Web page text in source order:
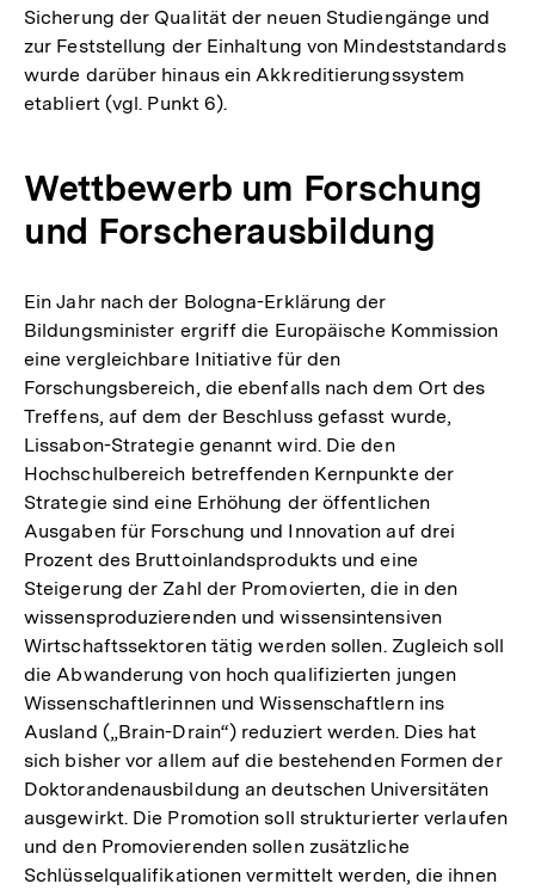
Sicherung der Qualität der neuen Studiengänge und
zur Feststellung der Einhaltung von Mindeststandards
wurde darüber hinaus ein Akkreditierungssystem
etabliert (vgl. Punkt 6).
Wettbewerb um Forschung
und Forscherausbildung
Ein Jahr nach der Bologna-Erklärung der
Bildungsminister ergriff die Europäische Kommission
eine vergleichbare Initiative für den
Forschungsbereich, die ebenfalls nach dem Ort des
Treffens, auf dem der Beschluss gefasst wurde,
Lissabon-Strategie genannt wird. Die den
Hochschulbereich betreffenden Kernpunkte der
Strategie sind eine Erhöhung der öffentlichen
Ausgaben für Forschung und Innovation auf drei
Prozent des Bruttoinlandsprodukts und eine
Steigerung der Zahl der Promovierten, die in den
wissensproduzierenden und wissensintensiven
Wirtschaftssektoren tätig werden sollen. Zugleich soll
die Abwanderung von hoch qualifizierten jungen
Wissenschaftlerinnen und Wissenschaftlern ins
Ausland („Brain-Drain“) reduziert werden. Dies hat
sich bisher vor allem auf die bestehenden Formen der
Doktorandenausbildung an deutschen Universitäten
ausgewirkt. Die Promotion soll strukturierter verlaufen
und den Promovierenden sollen zusätzliche
Schlüsselqualifikationen vermittelt werden, die ihnen